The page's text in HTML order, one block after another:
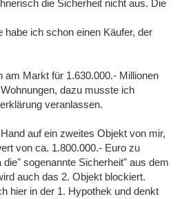
die Sicherheit nicht aus. Die
habe ich schon einen Käufer, der
am Markt für 1.630.000.- Millionen
dazu musste ich
veranlassen.
auf ein zweites Objekt von mir,
von ca. 1.800.000.- Euro zu
sogenannte Sicherheit" aus dem
auch das 2. Objekt blockiert.
hier in der 1. Hypothek und denkt